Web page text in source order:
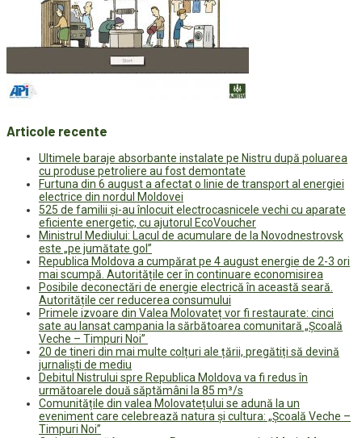
Articole recente
Ultimele baraje absorbante instalate pe Nistru după poluarea
cu produse petroliere au fost demontate
Furtuna din 6 august a afectat o linie de transport al energiei
electrice din nordul Moldovei
525 de familii și-au înlocuit electrocasnicele vechi cu aparate
eficiente energetic, cu ajutorul EcoVoucher
Ministrul Mediului: Lacul de acumulare de la Novodnestrovsk
este „pe jumătate gol”
Republica Moldova a cumpărat pe 4 august energie de 2-3 ori
mai scumpă. Autoritățile cer în continuare economisirea
Posibile deconectări de energie electrică în această seară.
Autoritățile cer reducerea consumului
Primele izvoare din Valea Molovateț vor fi restaurate: cinci
sate au lansat campania la sărbătoarea comunitară „Școală
Veche – Timpuri Noi”
20 de tineri din mai multe colțuri ale țării, pregătiți să devină
jurnaliști de mediu
Debitul Nistrului spre Republica Moldova va fi redus în
următoarele două săptămâni la 85 m³/s
Comunitățile din valea Molovatețului se adună la un
eveniment care celebrează natura și cultura: „Școală Veche –
Timpuri Noi”